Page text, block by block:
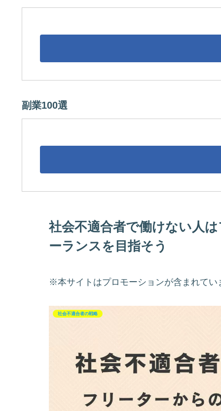
副業100選
社会不適合者で働けない人
ーランスを目指そう
※本サイトはプロモーションが含まれてい
社会不適合者の戦略